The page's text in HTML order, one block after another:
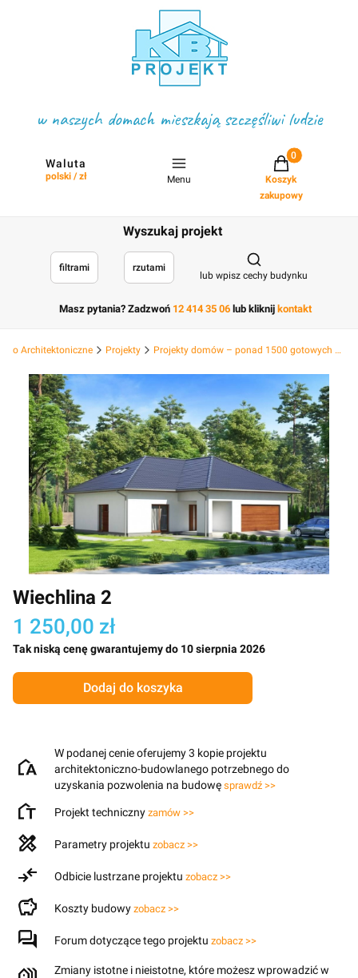
w naszych domach mieszkają szczęśliwi ludzie
Waluta
polski / zł Menu
Projekty w
Koszyk
zakupowy
Wyszukaj projekt
filtrami rzutami
Otwórz
lub wpisz cechy budynku
Masz pytania? Zadzwoń 12 414 35 06 lub kliknij kontakt
Architektoniczne Projekty Projekty domów – ponad 1500 gotowych projektów
Wiechlina 2
1 250,00 zł
Tak niską cenę gwarantujemy do 10 sierpnia 2026
Dodaj do koszyka
W podanej cenie oferujemy 3 kopie projektu
architektoniczno-budowlanego potrzebnego do
uzyskania pozwolenia na budowę sprawdź >>
Projekt techniczny zamów >>
Parametry projektu zobacz >>
Odbicie lustrzane projektu zobacz >>
Koszty budowy zobacz >>
Forum dotyczące tego projektu zobacz >>
Zmiany istotne i nieistotne, które możesz wprowadzić w